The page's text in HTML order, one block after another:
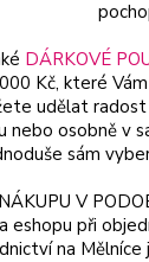
DÁRKOVÉ
Kč, které
udělat
osobně v
sám
V
eshopu při
na Mělníce